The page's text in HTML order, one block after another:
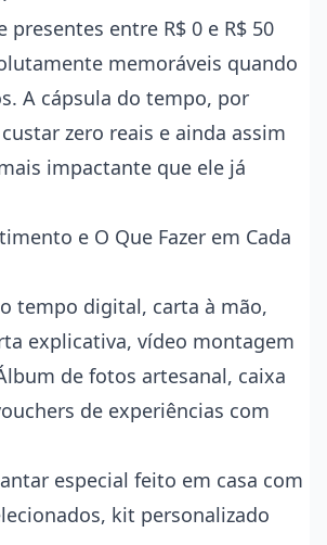
presentes entre R$ 0 e R$ 50
memoráveis quando
A cápsula do tempo, por
zero reais e ainda assim
impactante que ele já
e O Que Fazer em Cada
tempo digital, carta à mão,
explicativa, vídeo montagem
de fotos artesanal, caixa
de experiências com
especial feito em casa com
kit personalizado